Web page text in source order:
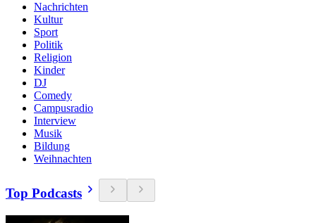
Nachrichten
Kultur
Sport
Politik
Religion
Kinder
DJ
Comedy
Campusradio
Interview
Musik
Bildung
Weihnachten
Top Podcasts